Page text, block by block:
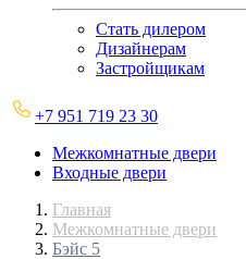
Стать дилером
Дизайнерам
Застройщикам
+7 951 719 23 30
Межкомнатные двери
Входные двери
Главная
Межкомнатные двери
Бэйс 5